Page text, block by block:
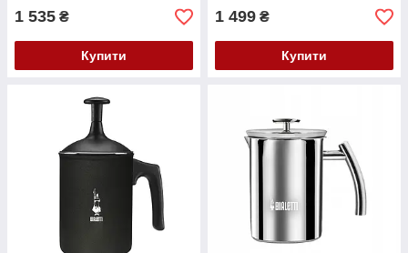
1 535 ₴
Купити
1 499 ₴
Купити